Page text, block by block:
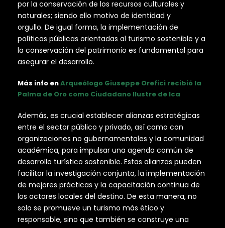
por la conservación de los recursos culturales y
naturales; siendo ello motivo de identidad y
orgullo. De igual forma, la implementación de
políticas públicas orientadas al turismo sostenible y a
la conservación del patrimonio es fundamental para
asegurar el desarrollo.
Más info enArqueólogo Giuseppe Orefici recibió la
Palma de Oro como Ciudadano Ilustre de Ica
Además, es crucial establecer alianzas estratégicas
entre el sector público y privado, así como con
organizaciones no gubernamentales y la comunidad
académica, para impulsar una agenda común de
desarrollo turístico sostenible. Estas alianzas pueden
facilitar la investigación conjunta, la implementación
de mejores prácticas y la capacitación continua de
los actores locales del destino. De esta manera, no
solo se promueve un turismo más ético y
responsable, sino que también se construye una